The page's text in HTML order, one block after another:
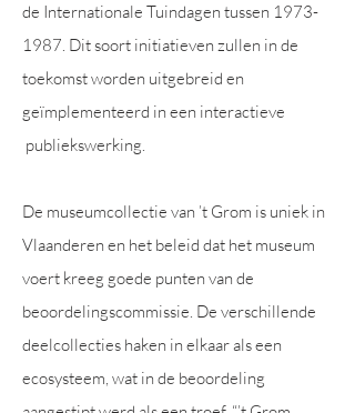
de Internationale Tuindagen tussen 1973-
1987. Dit soort initiatieven zullen in de
toekomst worden uitgebreid en
geïmplementeerd in een interactieve
publiekswerking.
De museumcollectie van ’t Grom is uniek in
Vlaanderen en het beleid dat het museum
voert kreeg goede punten van de
beoordelingscommissie. De verschillende
deelcollecties haken in elkaar als een
ecosysteem, wat in de beoordeling